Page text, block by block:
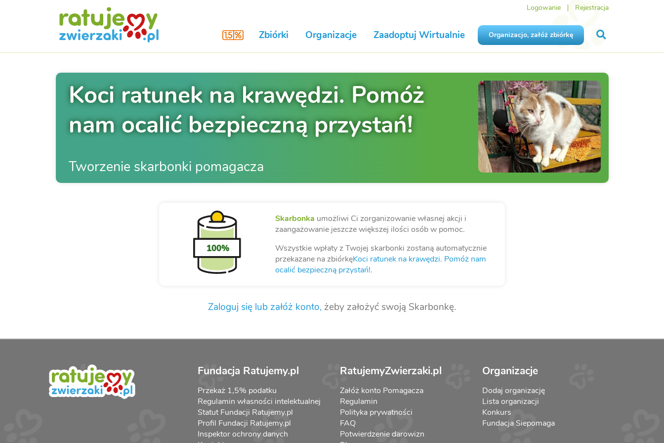
Logowanie Rejestracja
Zbiórki Organizacje Zaadoptuj Wirtualnie Organizacjo, załóż zbiórkę
​Koci ratunek na krawędzi. Pomóż
nam ocalić bezpieczną przystań!
Tworzenie skarbonki pomagacza
100%
Skarbonka umożliwi Ci zorganizowanie własnej akcji i
zaangażowanie jeszcze większej ilości osób w pomoc.
Wszystkie wpłaty z Twojej skarbonki zostaną automatycznie
przekazane na zbiórkę​Koci ratunek na krawędzi. Pomóż nam
ocalić bezpieczną przystań!.
Zaloguj się lub załóż konto, żeby założyć swoją Skarbonkę.
Fundacja Ratujemy.pl
Przekaż 1,5% podatku
Regulamin własności intelektualnej
Statut Fundacji Ratujemy.pl
Profil Fundacji Ratujemy.pl
Inspektor ochrony danych
RatujemyZwierzaki.pl
Załóż konto Pomagacza
Regulamin
Polityka prywatności
FAQ
Potwierdzenie darowizn
Organizacje
Dodaj organizację
Lista organizacji
Konkurs
Fundacja Siepomaga